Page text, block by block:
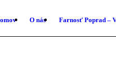
O nás Farnosť Poprad –